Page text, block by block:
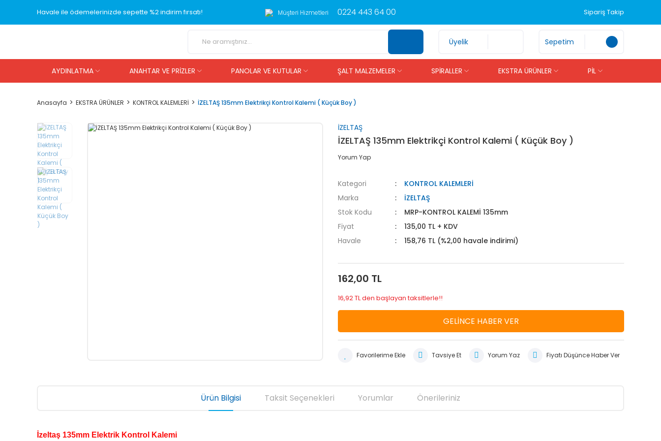
Havale ile ödemelerinizde sepette %2 indirim fırsatı! Müşteri Hizmetleri 0224 443 64 00 Sipariş Takip
Üyelik Sepetim
AYDINLATMA ANAHTAR VE PRİZLER PANOLAR VE KUTULAR ŞALT MALZEMELER SPİRALLER EKSTRA ÜRÜNLER PİL
Anasayfa EKSTRA ÜRÜNLER KONTROL KALEMLERİ İZELTAŞ 135mm Elektrikçi Kontrol Kalemi ( Küçük Boy )
İZELTAŞ
İZELTAŞ 135mm Elektrikçi Kontrol Kalemi ( Küçük Boy )
Yorum Yap
Kategori
KONTROL KALEMLERİ
Marka
İZELTAŞ
Stok Kodu
MRP-KONTROL KALEMİ 135mm
Fiyat
135,00 TL + KDV
Havale
158,76 TL (%2,00 havale indirimi)
162,00 TL
16,92 TL den başlayan taksitlerle!!
GELİNCE HABER VER
Tavsiye Et Yorum Yaz Fiyatı Düşünce Haber Ver
Ürün Bilgisi Taksit Seçenekleri Yorumlar Önerileriniz
İzeltaş 135mm Elektrik Kontrol Kalemi